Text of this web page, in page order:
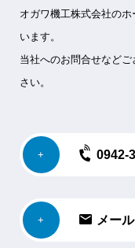
オガワ機工株式会社の
います。
当社へのお問合せなど
さい。
0942-
メー